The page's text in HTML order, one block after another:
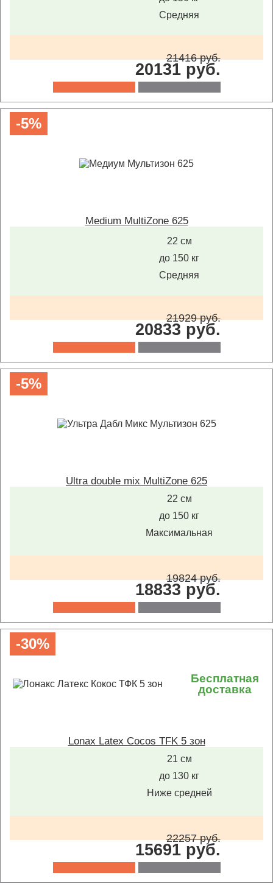
Средняя
21416 руб.
20131 руб.
-5%
Medium MultiZone 625
22 см
до 150 кг
Средняя
21929 руб.
20833 руб.
-5%
Ultra double mix MultiZone 625
22 см
до 150 кг
Максимальная
19824 руб.
18833 руб.
-30%
Бесплатная
доставка
Lonax Latex Cocos TFK 5 зон
21 см
до 130 кг
Ниже средней
22257 руб.
15691 руб.